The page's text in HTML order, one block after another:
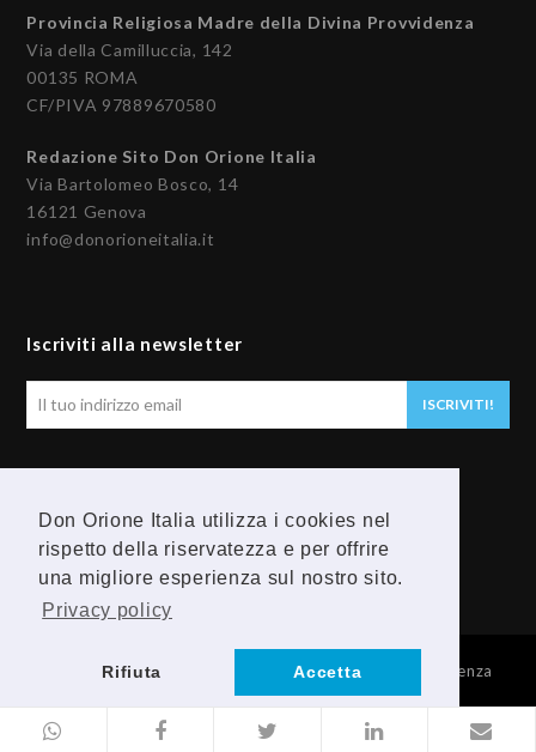
Don Orione Italia utilizza i cookies nel
rispetto della riservatezza e per offrire
una migliore esperienza sul nostro sito.
Privacy policy
Rifiuta Accetta
Provincia Religiosa Madre della Divina Provvidenza
Via della Camilluccia, 142
00135 ROMA
CF/PIVA 97889670580
Redazione Sito Don Orione Italia
Via Bartolomeo Bosco, 14
16121 Genova
info@donorioneitalia.it
Iscriviti alla newsletter
ISCRIVITI!
F
b
Y
o
t
© 2026 Provincia Religiosa Madre della Divina Provvidenza